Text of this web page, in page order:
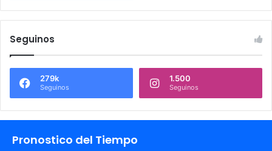
Seguinos
279k
Seguinos
1.500
Seguinos
Pronostico del Tiempo